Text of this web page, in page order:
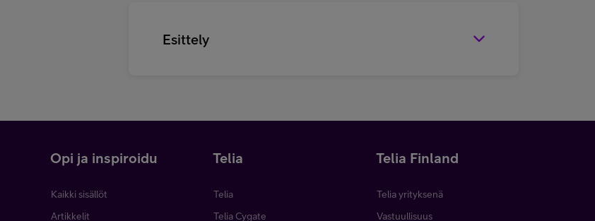
Esittely
Opi ja inspiroidu
Kaikki sisällöt
Artikkelit
Telia
Telia
Telia Cygate
Telia Finland
Telia yrityksenä
Vastuullisuus